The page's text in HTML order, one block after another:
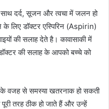
दर्द, सूजन और त्वचा में जलन हो
के लिए डॉक्टर एस्पिरिन (Aspirin)
की सलाह देते है। कावासाकी में
की सलाह के आपको बच्चे को
वजह से समस्या खतरनाक हो सकती
पूरी तरह ठीक हो जाते हैं और उन्हें